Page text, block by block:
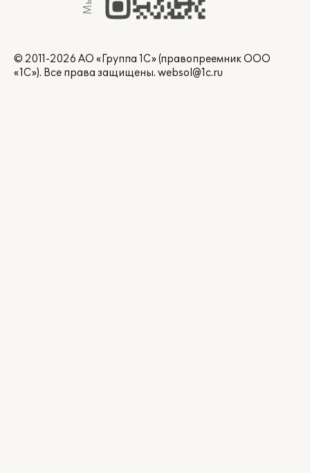
© 2011-2026 АО «Группа 1С» (правопреемник ООО
«1С»). Все права защищены. websol@1c.ru